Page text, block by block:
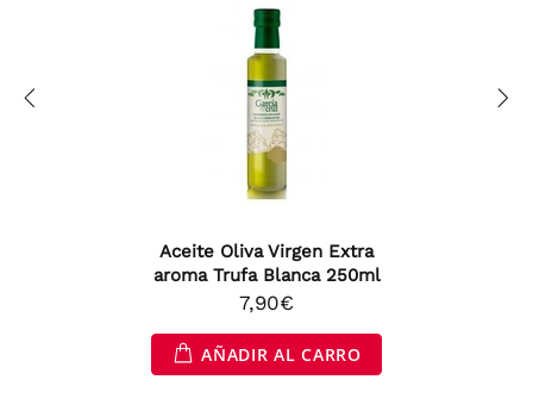
Aceite Oliva Virgen Extra
aroma Trufa Blanca 250ml
7,90€
AÑADIR AL CARRO